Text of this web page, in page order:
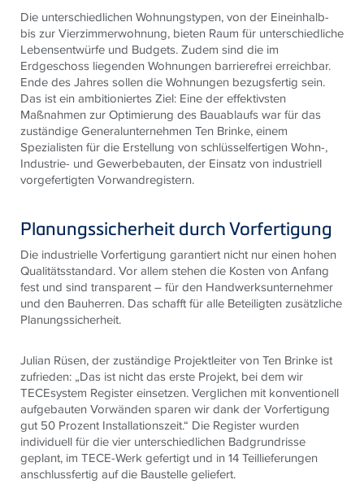
Die unterschiedlichen Wohnungstypen, von der Eineinhalb-
bis zur Vierzimmerwohnung, bieten Raum für unterschiedliche
Lebensentwürfe und Budgets. Zudem sind die im
Erdgeschoss liegenden Wohnungen barrierefrei erreichbar.
Ende des Jahres sollen die Wohnungen bezugsfertig sein.
Das ist ein ambitioniertes Ziel: Eine der effektivsten
Maßnahmen zur Optimierung des Bauablaufs war für das
zuständige Generalunternehmen Ten Brinke, einem
Spezialisten für die Erstellung von schlüsselfertigen Wohn-,
Industrie- und Gewerbebauten, der Einsatz von industriell
vorgefertigten Vorwandregistern.
Planungssicherheit durch Vorfertigung
Die industrielle Vorfertigung garantiert nicht nur einen hohen
Qualitätsstandard. Vor allem stehen die Kosten von Anfang
fest und sind transparent – für den Handwerksunternehmer
und den Bauherren. Das schafft für alle Beteiligten zusätzliche
Planungssicherheit.
Julian Rüsen, der zuständige Projektleiter von Ten Brinke ist
zufrieden: „Das ist nicht das erste Projekt, bei dem wir
TECEsystem Register einsetzen. Verglichen mit konventionell
aufgebauten Vorwänden sparen wir dank der Vorfertigung
gut 50 Prozent Installationszeit.“ Die Register wurden
individuell für die vier unterschiedlichen Badgrundrisse
geplant, im TECE-Werk gefertigt und in 14 Teillieferungen
anschlussfertig auf die Baustelle geliefert.